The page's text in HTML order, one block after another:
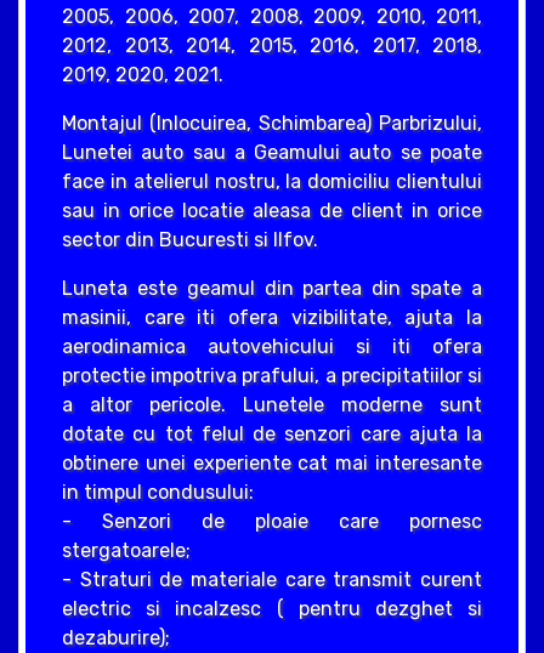
2005, 2006, 2007, 2008, 2009, 2010, 2011,
2012, 2013, 2014, 2015, 2016, 2017, 2018,
2019, 2020, 2021.
Montajul (Inlocuirea, Schimbarea) Parbrizului,
Lunetei auto sau a Geamului auto se poate
face in atelierul nostru, la domiciliu clientului
sau in orice locatie aleasa de client in orice
sector din Bucuresti si Ilfov.
Luneta este geamul din partea din spate a
masinii, care iti ofera vizibilitate, ajuta la
aerodinamica autovehicului si iti ofera
protectie impotriva prafului, a precipitatiilor si
a altor pericole. Lunetele moderne sunt
dotate cu tot felul de senzori care ajuta la
obtinere unei experiente cat mai interesante
in timpul condusului:
- Senzori de ploaie care pornesc
stergatoarele;
- Straturi de materiale care transmit curent
electric si incalzesc ( pentru dezghet si
dezaburire);